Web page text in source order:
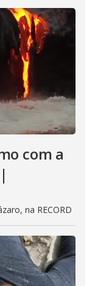
com a
na RECORD